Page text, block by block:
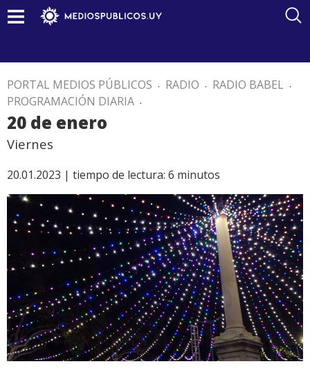
PORTAL MEDIOS PÚBLICOS . RADIO . RADIO BABEL .
PROGRAMACIÓN DIARIA .
20 de enero
Viernes
20.01.2023 | tiempo de lectura: 6 minutos